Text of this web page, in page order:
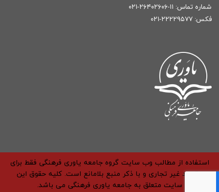
شماره تماس: ۱۱-۲۶۴۰۲۶۰۶-۰۲۱
فکس: ۲۲۲۲۹۵۷۷-۰۲۱
استفاده از مطالب وب سایت گروه جامعه یاوری فرهنگی فقط برای
مقاصد غیر تجاری و با ذکر منبع بلامانع است. کلیه حقوق این
سایت متعلق به جامعه یاوری فرهنگی می باشد.